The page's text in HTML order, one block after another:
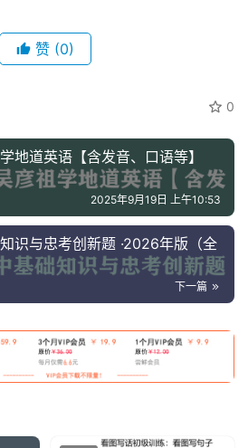
赞 (0)
0
地道英语【含发音、口语等】
2025年9月19日 上午10:53
识与忠考创新题 ·2026年版（全
下一篇